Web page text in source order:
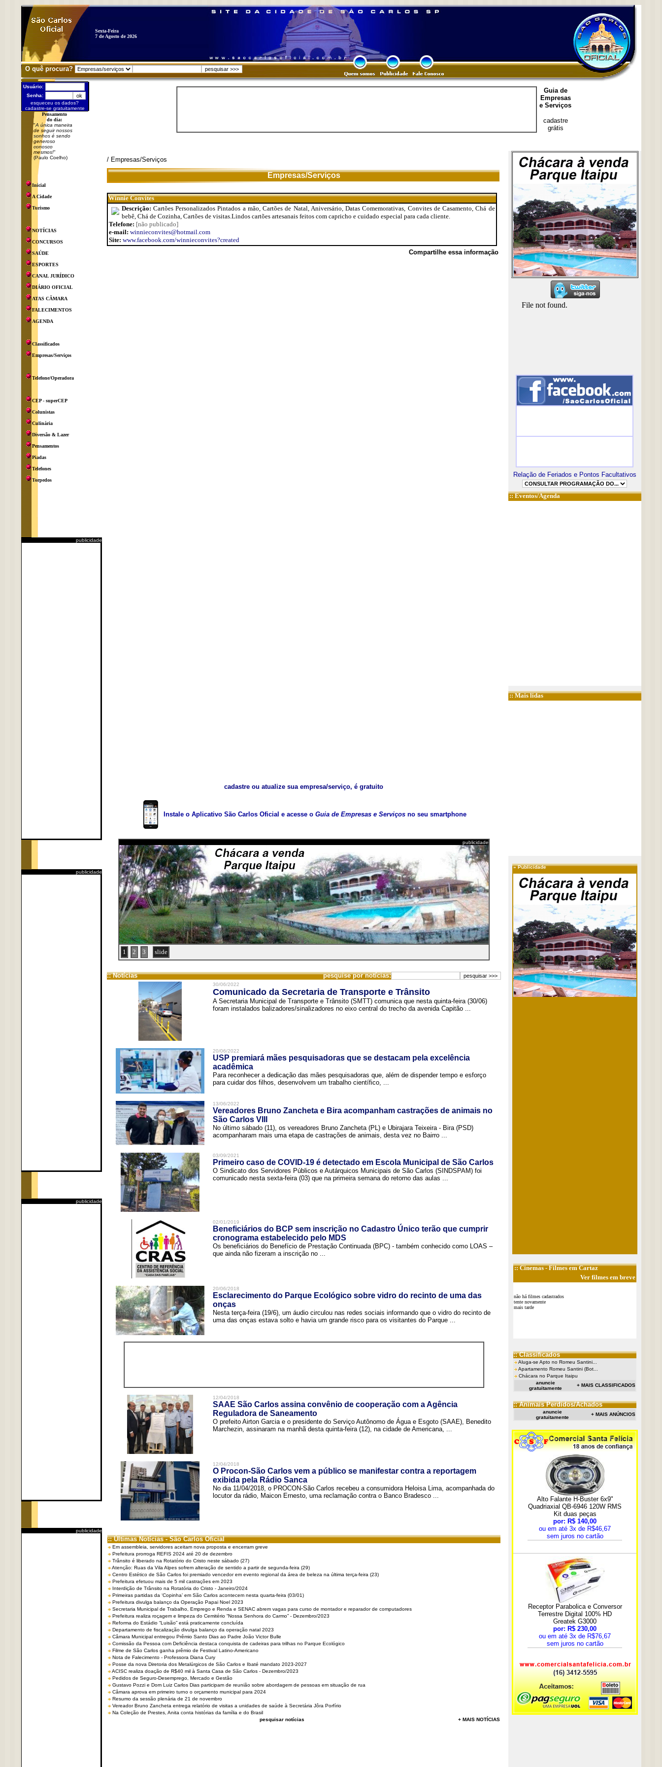
Sexta-Feira
7 de Agosto de 2026
O quê procura?
Usuário:
Senha:
esqueceu os dados?
cadastre-se gratuitamente
Pensamento
do dia:
"A única maneira
de seguir nossos
sonhos é sendo
generoso
conosco
mesmos!"
(Paulo Coelho)
Inicial
A Cidade
Turismo
NOTÍCIAS
CONCURSOS
SAÚDE
ESPORTES
CANAL JURÍDICO
DIÁRIO OFICIAL
ATAS CÂMARA
FALECIMENTOS
AGENDA
Classificados
Empresas/Serviços
Telefone/Operadora
CEP - superCEP
Colunistas
Culinária
Diversão & Lazer
Pensamentos
Piadas
Telefones
Torpedos
publicidade
publicidade
publicidade
publicidade
Guia de
Empresas
e Serviços
cadastre
grátis
/ Empresas/Serviços
Empresas/Serviços
Winnie Convites
Descrição: Cartões Personalizados Pintados a mão, Cartões de Natal, Aniversário, Datas Comemorativas, Convites de Casamento, Chá de
bebê, Chá de Cozinha, Cartões de visitas.Lindos cartões artesanais feitos com capricho e cuidado especial para cada cliente.
Telefone: [não publicado]
e-mail: winnieconvites@hotmail.com
Site: www.facebook.com/winnieconvites?created
Compartilhe essa informação
cadastre ou atualize sua empresa/serviço, é gratuito
Instale o Aplicativo São Carlos Oficial e acesse o Guia de Empresas e Serviços no seu smartphone
publicidade
1 2 3 slide
:: Notícias pesquise por notícias:
30/06/2022
Comunicado da Secretaria de Transporte e Trânsito
A Secretaria Municipal de Transporte e Trânsito (SMTT) comunica que nesta quinta-feira (30/06)
foram instalados balizadores/sinalizadores no eixo central do trecho da avenida Capitão ...
20/06/2022
USP premiará mães pesquisadoras que se destacam pela excelência
acadêmica
Para reconhecer a dedicação das mães pesquisadoras que, além de dispender tempo e esforço
para cuidar dos filhos, desenvolvem um trabalho científico, ...
13/06/2022
Vereadores Bruno Zancheta e Bira acompanham castrações de animais no
São Carlos VIII
No último sábado (11), os vereadores Bruno Zancheta (PL) e Ubirajara Teixeira - Bira (PSD)
acompanharam mais uma etapa de castrações de animais, desta vez no Bairro ...
03/09/2021
Primeiro caso de COVID-19 é detectado em Escola Municipal de São Carlos
O Sindicato dos Servidores Públicos e Autárquicos Municipais de São Carlos (SINDSPAM) foi
comunicado nesta sexta-feira (03) que na primeira semana do retorno das aulas ...
02/01/2019
Beneficiários do BCP sem inscrição no Cadastro Único terão que cumprir
cronograma estabelecido pelo MDS
Os beneficiários do Benefício de Prestação Continuada (BPC) - também conhecido como LOAS –
que ainda não fizeram a inscrição no ...
20/06/2018
Esclarecimento do Parque Ecológico sobre vidro do recinto de uma das
onças
Nesta terça-feira (19/6), um áudio circulou nas redes sociais informando que o vidro do recinto de
uma das onças estava solto e havia um grande risco para os visitantes do Parque ...
12/04/2018
SAAE São Carlos assina convênio de cooperação com a Agência
Reguladora de Saneamento
O prefeito Airton Garcia e o presidente do Serviço Autônomo de Água e Esgoto (SAAE), Benedito
Marchezin, assinaram na manhã desta quinta-feira (12), na cidade de Americana, ...
12/04/2018
O Procon-São Carlos vem a público se manifestar contra a reportagem
exibida pela Rádio Sanca
No dia 11/04/2018, o PROCON-São Carlos recebeu a consumidora Heloisa Lima, acompanhada do
locutor da rádio, Maicon Ernesto, uma reclamação contra o Banco Bradesco ...
:: Últimas Notícias - São Carlos Oficial
Em assembleia, servidores aceitam nova proposta e encerram greve
Prefeitura prorroga REFIS 2024 até 20 de dezembro
Trânsito é liberado na Rotatório do Cristo neste sábado (27)
Atenção: Ruas da Vila Alpes sofrem alteração de sentido a partir de segunda-feira (29)
Centro Estético de São Carlos foi premiado vencedor em evento regional da área de beleza na última terça-feira (23)
Prefeitura efetuou mais de 5 mil castrações em 2023
Interdição de Trânsito na Rotatória do Cristo - Janeiro/2024
Primeiras partidas da ‘Copinha’ em São Carlos acontecem nesta quarta-feira (03/01)
Prefeitura divulga balanço da Operação Papai Noel 2023
Secretaria Municipal de Trabalho, Emprego e Renda e SENAC abrem vagas para curso de montador e reparador de computadores
Prefeitura realiza roçagem e limpeza do Cemitério “Nossa Senhora do Carmo” - Dezembro/2023
Reforma do Estádio “Luisão” está praticamente concluída
Departamento de fiscalização divulga balanço da operação natal 2023
Câmara Municipal entregou Prêmio Santo Dias ao Padre João Victor Bulle
Comissão da Pessoa com Deficiência destaca conquista de cadeiras para trilhas no Parque Ecológico
Filme de São Carlos ganha prêmio de Festival Latino-Americano
Nota de Falecimento - Professora Diana Cury
Posse da nova Diretoria dos Metalúrgicos de São Carlos e Ibaté mandato 2023-2027
ACISC realiza doação de R$40 mil à Santa Casa de São Carlos - Dezembro/2023
Pedidos de Seguro-Desemprego, Mercado e Gestão
Gustavo Pozzi e Dom Luiz Carlos Dias participam de reunião sobre abordagem de pessoas em situação de rua
Câmara aprova em primeiro turno o orçamento municipal para 2024
Resumo da sessão plenária de 21 de novembro
Vereador Bruno Zancheta entrega relatório de visitas a unidades de saúde à Secretária Jôra Porfírio
Na Coleção de Prestes, Anita conta histórias da família e do Brasil
pesquisar notícias
+ MAIS NOTÍCIAS
Relação de Feriados e Pontos Facultativos
::Eventos/Agenda
:: Mais lidas
»Publicidade
::Cinemas- Filmes em Cartaz
Ver filmes em breve
não há filmes cadastrados
tente novamente
mais tarde
:: Classificados
Aluga-se Apto no Romeu Santini...
Apartamento Romeu Santini (Bot...
Chácara no Parque Itaipu
anuncie
gratuitamente
+ MAIS CLASSIFICADOS
:: Animais Perdidos/Achados
anuncie
gratuitamente
+ MAIS ANÚNCIOS